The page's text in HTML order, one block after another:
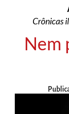
Crônicas
Nem